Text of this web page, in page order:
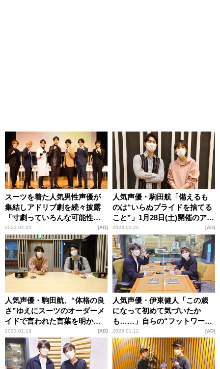
スーツを着た人気男性声優が
集結しアドリブ劇を続々披露
「寸劇っていろんな可能性が
あるんだなと思わされまし
た」
2023.02.02 AD
人気声優・駒田航「備えるも
のは“いらぬプライドを捨てる
こと”」1月28日(土)開催のアド
リブ劇に気合い
2023.01.26 AD
人気声優・駒田航、“体格の良
さ”ゆえにスーツのオーダーメ
イドで言われた言葉を明かす
「55歳の仕立て屋さんに言っ
ていただきました（笑）」
2023.01.19 AD
人気声優・伊東健人「この歳
になって初めて気づいたか
も……」自らの“フットワーク
が軽すぎる”一面を告白
2023.01.12 AD